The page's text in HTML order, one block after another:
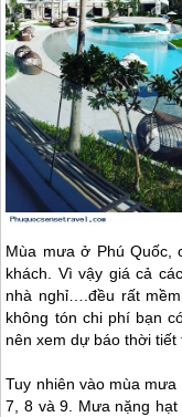
Mùa mưa ở Phú Quốc
khách. Vì vậy giá cả
nhà nghỉ….đều rất
không tón chi phí bạn
nên xem dự báo thời tiết
Tuy nhiên vào mùa mưa
7, 8 và 9. Mưa nặng